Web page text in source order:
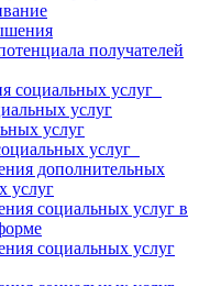
получателей
социальных услуг
услуг
услуг
услуг
дополнительных
услуг
социальных услуг в
социальных услуг